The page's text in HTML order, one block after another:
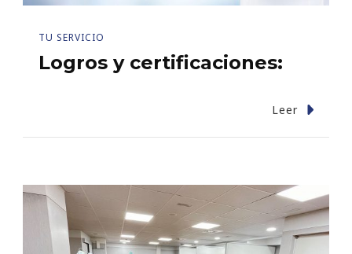
TU SERVICIO
Logros y certificaciones:
Leer